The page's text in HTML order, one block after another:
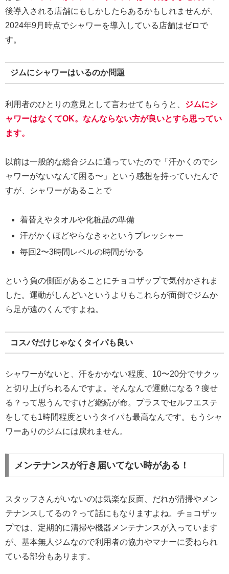
後導入される店舗にもしかしたらあるかもしれませんが、
2024年9月時点でシャワーを導入している店舗はゼロで
す。
ジムにシャワーはいるのか問題
利用者のひとりの意見として言わせてもらうと、 ジムにシ
ャワーはなくてOK。なんならない方が良いとすら思ってい
ます。
以前は一般的な総合ジムに通っていたので「汗かくのでシ
ャワーがないなんて困る〜」という感想を持っていたんで
すが、シャワーがあることで
着替えやタオルや化粧品の準備
汗がかくほどやらなきゃというプレッシャー
毎回2〜3時間レベルの時間がかる
という負の側面があることにチョコザップで気付かされま
した。運動がしんどいというよりもこれらが面倒でジムか
ら足が遠のくんですよね。
コスパだけじゃなくタイパも良い
シャワーがないと、汗をかかない程度、10〜20分でサクッ
と切り上げられるんですよ。そんなんで運動になる？痩せ
る？って思うんですけど継続が命。プラスでセルフエステ
をしても1時間程度というタイパも最高なんです。もうシャ
ワーありのジムには戻れません。
メンテナンスが行き届いてない時がある！
スタッフさんがいないのは気楽な反面、だれが清掃やメン
テナンスしてるの？って話にもなりますよね。チョコザッ
プでは、定期的に清掃や機器メンテナンスが入っています
が、基本無人ジムなので利用者の協力やマナーに委ねられ
ている部分もあります。